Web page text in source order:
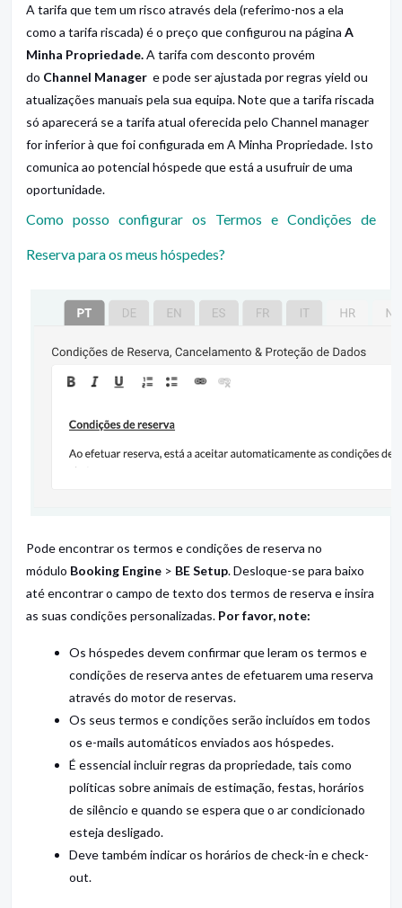
A tarifa que tem um risco através dela (referimo-nos a ela
como a tarifa riscada) é o preço que configurou na página A
Minha Propriedade.A tarifa com desconto provém
do Channel Manager e pode ser ajustada por regras yield ou
atualizações manuais pela sua equipa. Note que a tarifa riscada
só aparecerá se a tarifa atual oferecida pelo Channel manager
for inferior à que foi configurada em A Minha Propriedade. Isto
comunica ao potencial hóspede que está a usufruir de uma
oportunidade.
Como posso configurar os Termos e Condições de
Reserva para os meus hóspedes?
Pode encontrar os termos e condições de reserva no
módulo Booking Engine > BE Setup. Desloque-se para baixo
até encontrar o campo de texto dos termos de reserva e insira
as suas condições personalizadas. Por favor, note:
Os hóspedes devem confirmar que leram os termos e
condições de reserva antes de efetuarem uma reserva
através do motor de reservas.
Os seus termos e condições serão incluídos em todos
os e-mails automáticos enviados aos hóspedes.
É essencial incluir regras da propriedade, tais como
políticas sobre animais de estimação, festas, horários
de silêncio e quando se espera que o ar condicionado
esteja desligado.
Deve também indicar os horários de check-in e check-
out.